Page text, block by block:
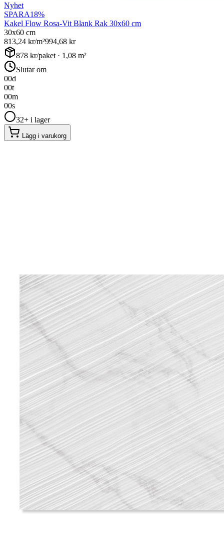
Nyhet
SPARA18%
Kakel Flow Rosa-Vit Blank Rak 30x60 cm
30x60 cm
813,24 kr/m²994,68 kr
878 kr/paket · 1,08 m²
Slutar om
00d
00t
00m
00s
32+ i lager
Lägg i varukorg